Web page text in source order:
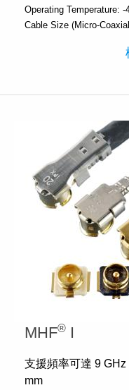
Operating Temperature: -
Cable Size (Micro-
MHF® I
支援頻率可達 9
mm